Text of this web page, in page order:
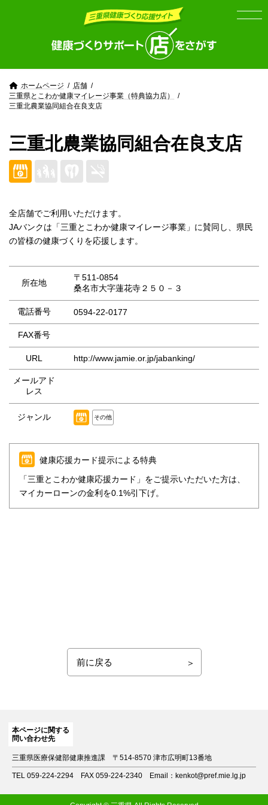
ホームページ
店舗
三重県とこわか健康マイレージ事業（特典協力店）
三重北農業協同組合在良支店
三重北農業協同組合在良支店
全店舗でご利用いただけます。
JAバンクは「三重とこわか健康マイレージ事業」に賛同し、県民
の皆様の健康づくりを応援します。
所在地
〒511-0854
桑名市大字蓮花寺２５０－３
電話番号 0594-22-0177
FAX番号
URL http://www.jamie.or.jp/jabanking/
メールアド
レス
ジャンル その他
健康応援カード提示による特典
「三重とこわか健康応援カード」をご提示いただいた方は、
マイカーローンの金利を0.1%引下げ。
前に戻る
本ページに関する
問い合わせ先
三重県医療保健部健康推進課 〒514-8570 津市広明町13番地
TEL 059-224-2294 FAX 059-224-2340 Email：kenkot@pref.mie.lg.jp